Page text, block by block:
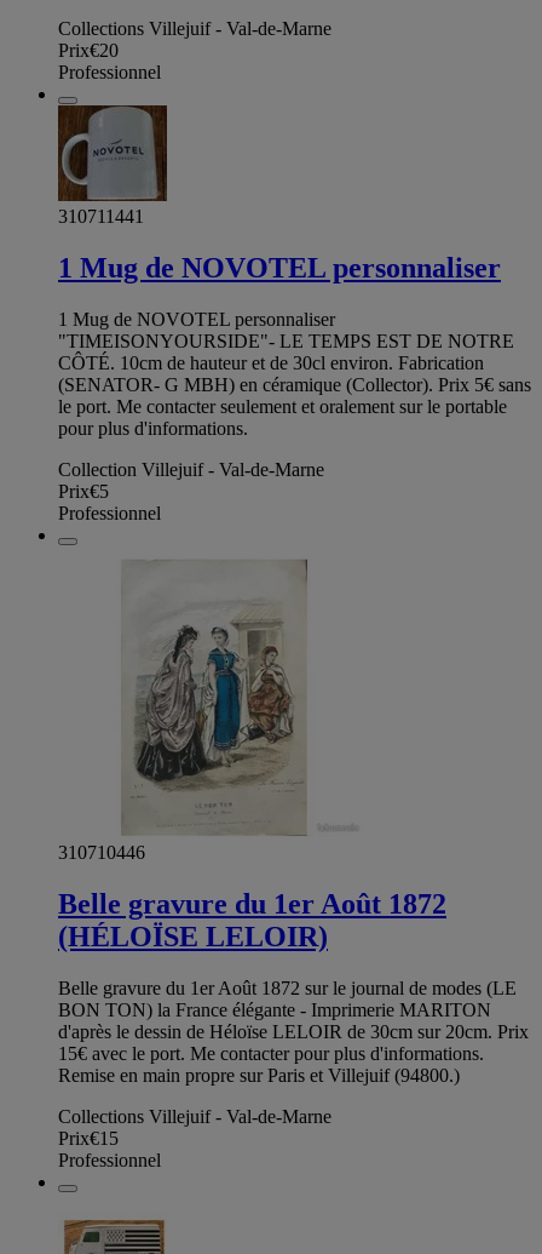
Collections Villejuif - Val-de-Marne
Prix€20
Professionnel
310711441
1 Mug de NOVOTEL personnaliser
1 Mug de NOVOTEL personnaliser
"TIMEISONYOURSIDE"- LE TEMPS EST DE NOTRE
CÔTÉ. 10cm de hauteur et de 30cl environ. Fabrication
(SENATOR- G MBH) en céramique (Collector). Prix 5€ sans
le port. Me contacter seulement et oralement sur le portable
pour plus d'informations.
Collection Villejuif - Val-de-Marne
Prix€5
Professionnel
310710446
Belle gravure du 1er Août 1872
(HÉLOÏSE LELOIR)
Belle gravure du 1er Août 1872 sur le journal de modes (LE
BON TON) la France élégante - Imprimerie MARITON
d'après le dessin de Héloïse LELOIR de 30cm sur 20cm. Prix
15€ avec le port. Me contacter pour plus d'informations.
Remise en main propre sur Paris et Villejuif (94800.)
Collections Villejuif - Val-de-Marne
Prix€15
Professionnel